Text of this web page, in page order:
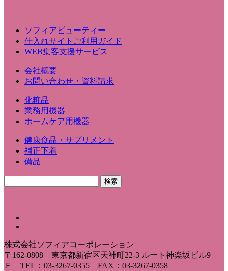
ソフィアビューティー
仕入れサイトご利用ガイド
WEB集客支援サービス
会社概要
お問い合わせ・資料請求
化粧品
業務用機器
ホームケア用機器
健康食品・サプリメント
補正下着
備品
株式会社ソフィアコーポレーション
〒162-0808 東京都新宿区天神町22-3 ルート神楽坂ビル9
Ｆ TEL：03-3267-0355 FAX：03-3267-0358